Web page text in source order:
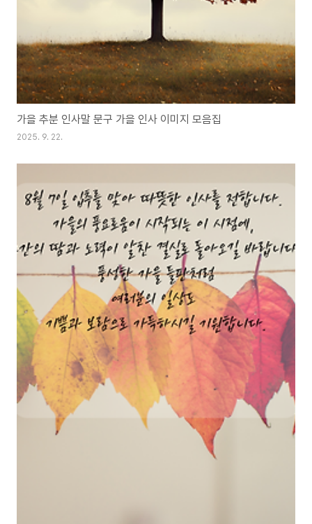
가을 추분 인사말 문구 가을 인사 이미지 모음집
2025. 9. 22.